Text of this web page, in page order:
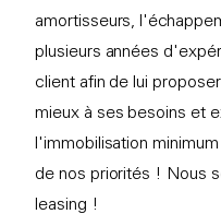
amortisseurs,
plusieurs années
client afin de lui
mieux à ses besoins et
l'immobilisation
de nos priorités ! Nous
leasing !